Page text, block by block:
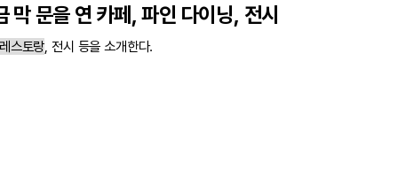
막 문을 연 카페, 파인 다이닝, 전시
스토랑 , 전시 등을 소개한다.